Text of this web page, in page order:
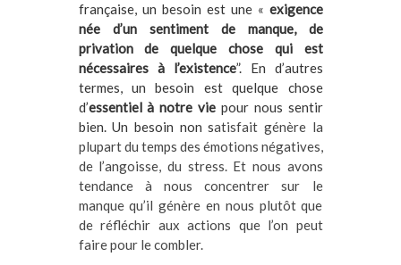
française, un besoin est une « exigence
née d’un sentiment de manque, de
privation de quelque chose qui est
nécessaires à l’existence”. En d’autres
termes, un besoin est quelque chose
d’essentiel à notre vie pour nous sentir
bien. Un besoin non satisfait génère la
plupart du temps des émotions négatives,
de l’angoisse, du stress. Et nous avons
tendance à nous concentrer sur le
manque qu’il génère en nous plutôt que
de réfléchir aux actions que l’on peut
faire pour le combler.